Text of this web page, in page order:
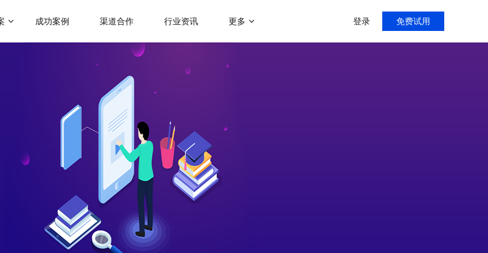
成功案例 渠道合作 行业资讯 更多 登录 免费试用
二级分销模式
帮助企业裂变分销拓客
微商招商模式
快速搭建代理招商分润系统
会员制电商模式
快速搭建云集、贝店模式
社群团购模式
整合社群资源及团购供应链
展全球跨境电商业务
建代理分润体系
增值服务
赋能社交电商